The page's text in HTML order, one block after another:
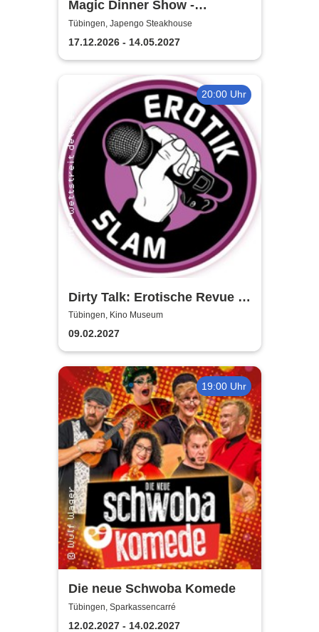
Magic Dinner Show -
Exklusive
Erlebnisgastronomie | Seit 14
Jahren & über 500 Magic
Dinner Shows
Tübingen, Japengo Steakhouse
17.12.2026 - 14.05.2027
20:00 Uhr
Dirty Talk: Erotische Revue in
Tübingen
Tübingen, Kino Museum
09.02.2027
19:00 Uhr
Die neue Schwoba Komede
Tübingen, Sparkassencarré
12.02.2027 - 14.02.2027